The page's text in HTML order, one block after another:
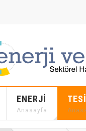
ENERJI
Anasayfa